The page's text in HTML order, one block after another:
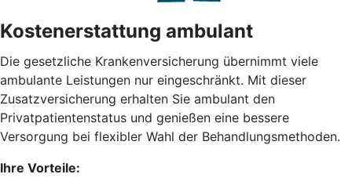
Kostenerstattung ambulant
Die gesetzliche Krankenversicherung übernimmt viele
ambulante Leistungen nur eingeschränkt. Mit dieser
Zusatzversicherung erhalten Sie ambulant den
Privatpatientenstatus und genießen eine bessere
Versorgung bei flexibler Wahl der Behandlungsmethoden.
Ihre Vorteile: